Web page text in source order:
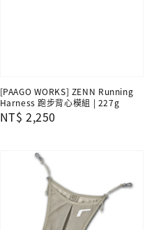
[PAAGO WORKS] ZENN Running
Harness 跑步背心模組 | 227g
Regular
NT$ 2,250